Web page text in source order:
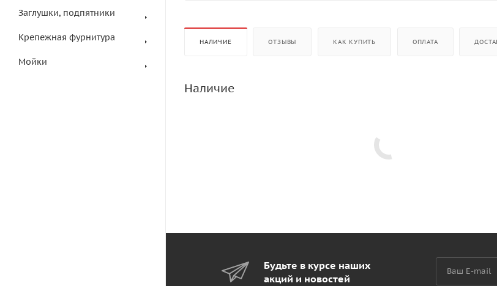
Заглушки, подпятники
Крепежная фурнитура
Мойки
НАЛИЧИЕ ОТЗЫВЫ КАК КУПИТЬ ОПЛАТА
Наличие
Будьте в курсе наших
акций и новостей